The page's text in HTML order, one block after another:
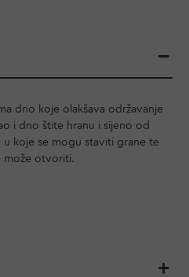
dno koje olakšava održavanje
i dno štite hranu i sijeno od
koje se mogu staviti grane te
može otvoriti.